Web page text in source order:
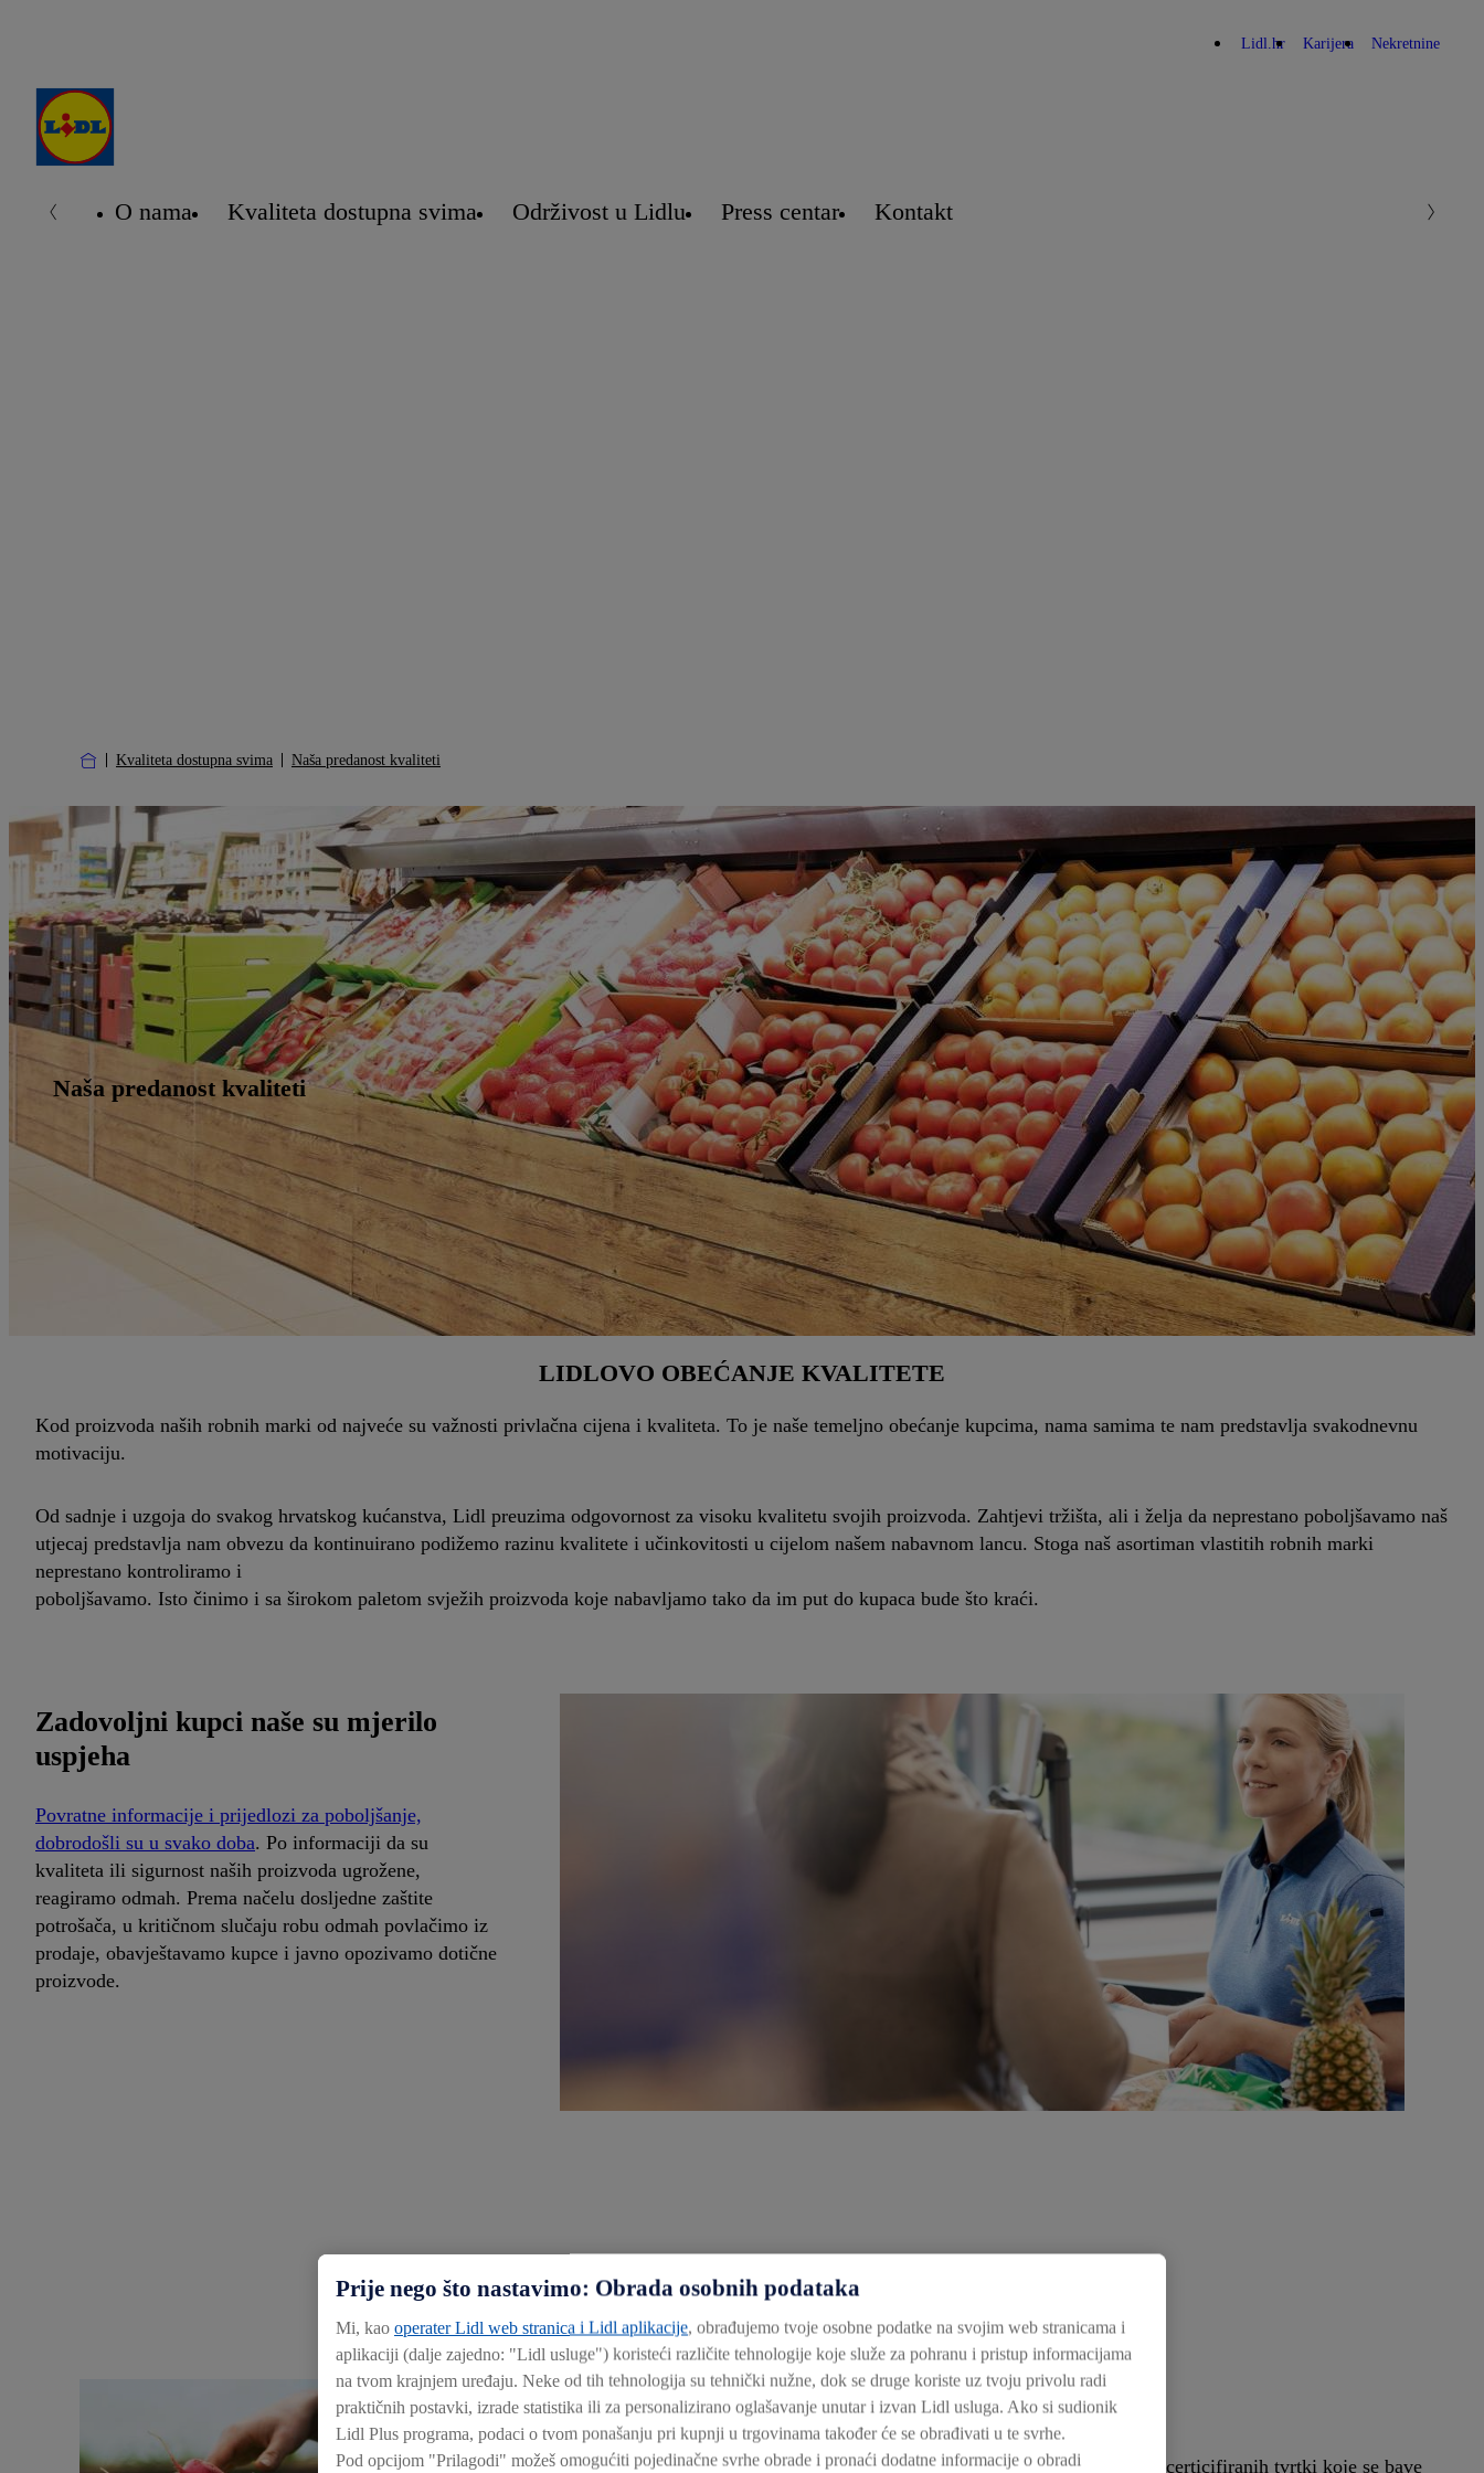
Lidl.hr Karijera Nekretnine
O nama Kvaliteta dostupna svima Održivost u Lidlu Press centar Kontakt
Kvaliteta dostupna svima Naša predanost kvaliteti
Naša predanost kvaliteti
LIDLOVO OBEĆANJE KVALITETE
Kod proizvoda naših robnih marki od najveće su važnosti privlačna cijena i kvaliteta. To je naše temeljno obećanje kupcima, nama samima te nam predstavlja svakodnevnu
motivaciju.
Od sadnje i uzgoja do svakog hrvatskog kućanstva, Lidl preuzima odgovornost za visoku kvalitetu svojih proizvoda. Zahtjevi tržišta, ali i želja da neprestano poboljšavamo naš
utjecaj predstavlja nam obvezu da kontinuirano podižemo razinu kvalitete i učinkovitosti u cijelom našem nabavnom lancu. Stoga naš asortiman vlastitih robnih marki
neprestano kontroliramo i
poboljšavamo. Isto činimo i sa širokom paletom svježih proizvoda koje nabavljamo tako da im put do kupaca bude što kraći.
Zadovoljni kupci naše su mjerilo
uspjeha
Povratne informacije i prijedlozi za poboljšanje,
dobrodošli su u svako doba. Po informaciji da su
kvaliteta ili sigurnost naših proizvoda ugrožene,
reagiramo odmah. Prema načelu dosljedne zaštite
potrošača, u kritičnom slučaju robu odmah povlačimo iz
prodaje, obavještavamo kupce i javno opozivamo dotične
proizvode.
Nagrađivana kvaliteta
Mnoge naše kategorije robnih marki redovito dobivaju nagrade i najbolje ocjene certicifiranih tvrtki koje se bave
Prije nego što nastavimo: Obrada osobnih podataka
Mi, kao operater Lidl web stranica i Lidl aplikacije, obrađujemo tvoje osobne podatke na svojim web stranicama i
aplikaciji (dalje zajedno: "Lidl usluge") koristeći različite tehnologije koje služe za pohranu i pristup informacijama
na tvom krajnjem uređaju. Neke od tih tehnologija su tehnički nužne, dok se druge koriste uz tvoju privolu radi
praktičnih postavki, izrade statistika ili za personalizirano oglašavanje unutar i izvan Lidl usluga. Ako si sudionik
Lidl Plus programa, podaci o tvom ponašanju pri kupnji u trgovinama također će se obrađivati u te svrhe.
Pod opcijom "Prilagodi" možeš omogućiti pojedinačne svrhe obrade i pronaći dodatne informacije o obradi